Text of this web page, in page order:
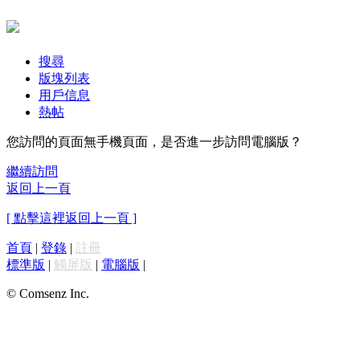
搜尋
版塊列表
用戶信息
熱帖
您訪問的頁面無手機頁面，是否進一步訪問電腦版？
繼續訪問
返回上一頁
[ 點擊這裡返回上一頁 ]
首頁 | 登錄 | 註冊
標準版 | 觸屏版 | 電腦版 |
© Comsenz Inc.